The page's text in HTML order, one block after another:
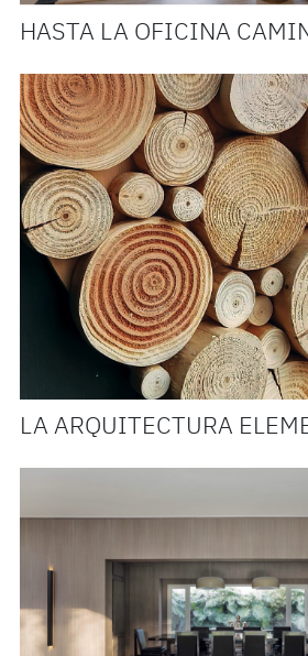
HASTA LA OFICINA
LA ARQUITECTURA